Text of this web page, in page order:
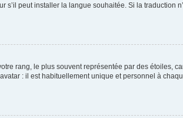
s’il peut installer la langue souhaitée. Si la traduction
rang, le plus souvent représentée par des étoiles,
: il est habituellement unique et personnel à